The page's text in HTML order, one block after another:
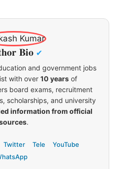
𝐁𝐢𝐨 ✔
and government jobs
with over 10 years of
board exams, recruitment
scholarships, and university
information from official
.
Twitter Tele
YouTube